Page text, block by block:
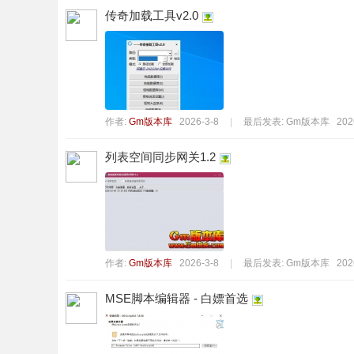
传奇加载工具v2.0
作者: Gm版本库 2026-3-8 最后发表: Gm版本库
列表空间同步网关1.2
作者: Gm版本库 2026-3-8 最后发表: Gm版本库
MSE脚本编辑器 - 白嫖首选